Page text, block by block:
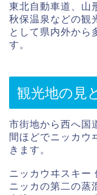
東北自動車道、山
秋保温泉などの観
として県内外から
す。
観光地の見
市街地から西へ国
間ほどでニッカウ
きます。
ニッカウヰスキー
ニッカの第二の蒸